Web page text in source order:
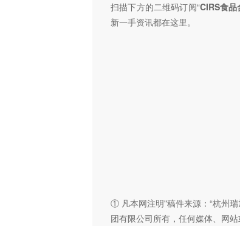
扫描下方的二维码订阅“CIRS食
新一手资讯都在这里。
① 凡本网注明"稿件来源：“杭州
团有限公司所有，任何媒体、网